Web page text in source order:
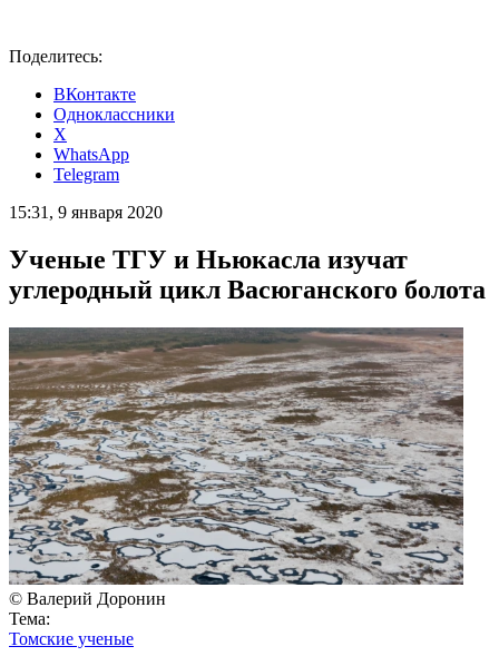
Поделитесь:
ВКонтакте
Одноклассники
X
WhatsApp
Telegram
15:31, 9 января 2020
Ученые ТГУ и Ньюкасла изучат
углеродный цикл Васюганского болота
© Валерий Доронин
Тема:
Томские ученые